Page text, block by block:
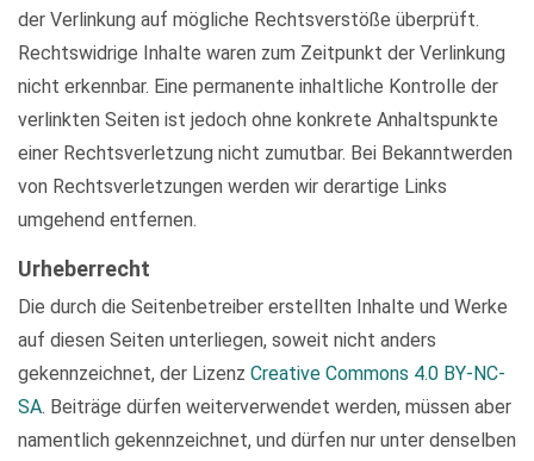
der Verlinkung auf mögliche Rechtsverstöße überprüft.
Rechtswidrige Inhalte waren zum Zeitpunkt der Verlinkung
nicht erkennbar. Eine permanente inhaltliche Kontrolle der
verlinkten Seiten ist jedoch ohne konkrete Anhaltspunkte
einer Rechtsverletzung nicht zumutbar. Bei Bekanntwerden
von Rechtsverletzungen werden wir derartige Links
umgehend entfernen.
Urheberrecht
Die durch die Seitenbetreiber erstellten Inhalte und Werke
auf diesen Seiten unterliegen, soweit nicht anders
gekennzeichnet, der Lizenz Creative Commons 4.0 BY-NC-
SA. Beiträge dürfen weiterverwendet werden, müssen aber
namentlich gekennzeichnet, und dürfen nur unter denselben